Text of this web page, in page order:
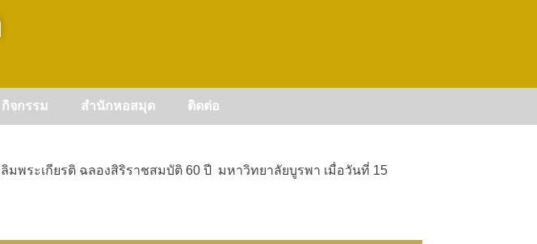
กิจกรรม สำนักหอสมุด ติดต่อ
มพระเกียรติ ฉลองสิริราชสมบัติ 60 ปี มหาวิทยาลัยบูรพา เมื่อวันที่ 15